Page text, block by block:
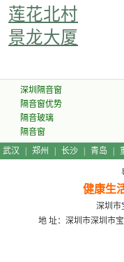
莲花北村
景龙大厦
深圳隔音窗
隔音窗优势
隔音玻璃
隔音窗
武汉 郑州 长沙 青岛
健康生
深圳市
地 址：深圳市深圳市